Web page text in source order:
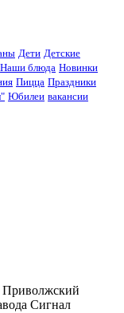
Дети Детские
Наши блюда Новинки
Пицца Праздники
Юбилеи вакансии
Приволжский
Сигнал